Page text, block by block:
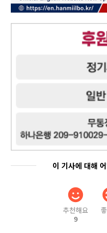
이 기사에 대해
추천해요
9